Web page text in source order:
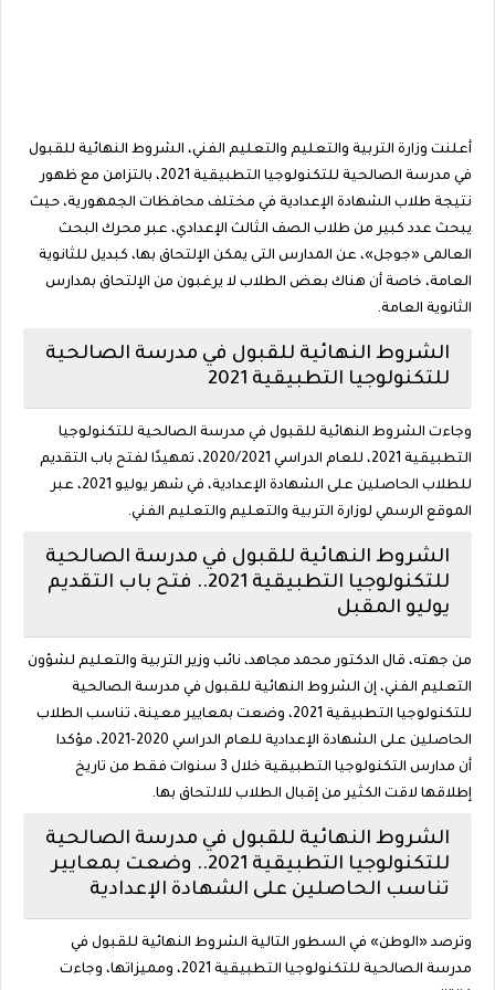
أعلنت وزارة التربية والتعليم والتعليم الفني، الشروط النهائية للقبول
في مدرسة الصالحية للتكنولوجيا التطبيقية 2021، بالتزامن مع ظهور
نتيجة طلاب الشهادة الإعدادية في مختلف محافظات الجمهورية، حيث
يبحث عدد كبير من طلاب الصف الثالث الإعدادي، عبر محرك البحث
العالمى «جوجل»، عن المدارس التى يمكن الإلتحاق بها، كبديل للثانوية
العامة، خاصة أن هناك بعض الطلاب لا يرغبون من الإلتحاق بمدارس
الثانوية العامة.
الشروط النهائية للقبول في مدرسة الصالحية
للتكنولوجيا التطبيقية 2021
وجاءت الشروط النهائية للقبول في مدرسة الصالحية للتكنولوجيا
التطبيقية 2021، للعام الدراسي 2020/2021، تمهيدًا لفتح باب التقديم
للطلاب الحاصلين على الشهادة الإعدادية، في شهر يوليو 2021، عبر
الموقع الرسمي لوزارة التربية والتعليم والتعليم الفني.
الشروط النهائية للقبول في مدرسة الصالحية
للتكنولوجيا التطبيقية 2021.. فتح باب التقديم
يوليو المقبل
من جهته، قال الدكتور محمد مجاهد، نائب وزير التربية والتعليم لشؤون
التعليم الفني، إن الشروط النهائية للقبول في مدرسة الصالحية
للتكنولوجيا التطبيقية 2021، وضعت بمعايير معينة، تناسب الطلاب
الحاصلين على الشهادة الإعدادية للعام الدراسي 2020-2021، مؤكدا
أن مدارس التكنولوجيا التطبيقية خلال 3 سنوات فقط من تاريخ
إطلاقها لاقت الكثير من إقبال الطلاب للالتحاق بها.
الشروط النهائية للقبول في مدرسة الصالحية
للتكنولوجيا التطبيقية 2021.. وضعت بمعايير
تناسب الحاصلين على الشهادة الإعدادية
وترصد «الوطن» في السطور التالية الشروط النهائية للقبول في
مدرسة الصالحية للتكنولوجيا التطبيقية 2021، ومميزاتها، وجاءت